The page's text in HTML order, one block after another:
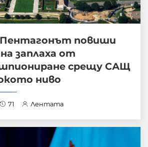
Пентагонът повиши
заплаха от
шпиониране срещу САЩ
ниво
71 Лентата